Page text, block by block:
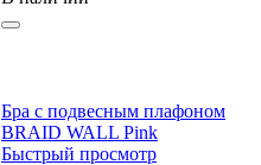
Бра с подвесным плафоном
BRAID WALL Pink
Быстрый просмотр